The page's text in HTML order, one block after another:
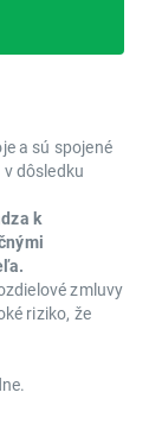
a sú spojené
dôsledku
k
zmluvy
riziko, že